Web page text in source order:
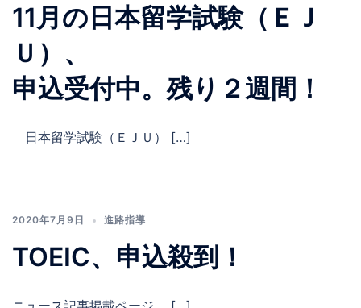
11月の日本留学試験（ＥＪ
Ｕ）、
申込受付中。残り２週間！
日本留学試験（ＥＪＵ） […]
2020年7月9日 進路指導
TOEIC、申込殺到！